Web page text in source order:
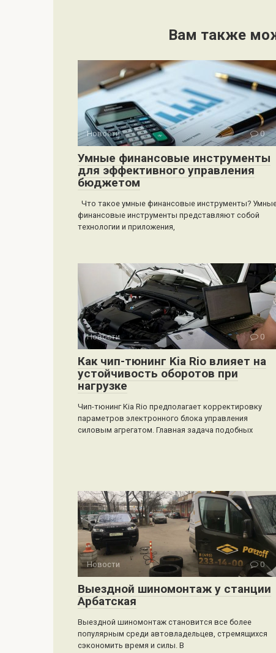
Вам также
Новости 0
Умные финансовые инструменты
для эффективного управления
бюджетом
Что такое умные финансовые инструменты?
финансовые инструменты представляют собой
технологии и приложения,
Новости 0
Как чип-тюнинг Kia Rio влияет на
устойчивость оборотов при
нагрузке
Чип-тюнинг Kia Rio предполагает корректировку
параметров электронного блока управления
силовым агрегатом. Главная задача подобных
Новости 0
Выездной шиномонтаж у станции
Арбатская
Выездной шиномонтаж становится все более
популярным среди автовладельцев, стремящихся
сэкономить время и силы. В